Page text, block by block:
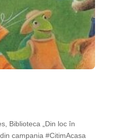
Biblioteca „Din loc în
campania #CitimAcasa